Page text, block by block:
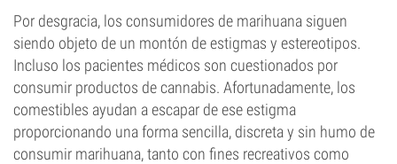
Por desgracia, los consumidores de marihuana siguen
siendo objeto de un montón de estigmas y estereotipos.
Incluso los pacientes médicos son cuestionados por
consumir productos de cannabis. Afortunadamente, los
comestibles ayudan a escapar de ese estigma
proporcionando una forma sencilla, discreta y sin humo de
consumir marihuana, tanto con fines recreativos como